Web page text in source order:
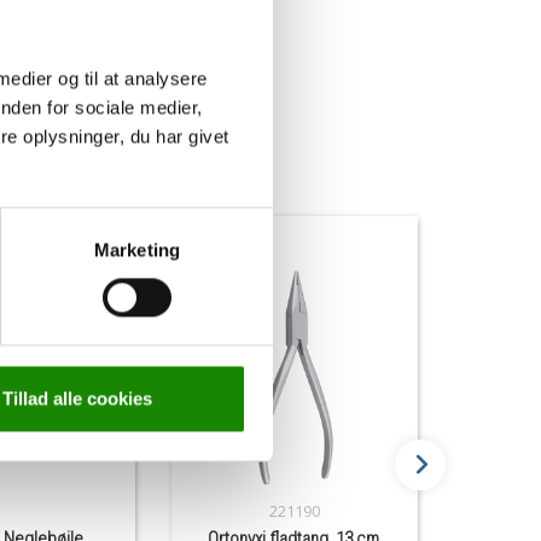
og til at analysere
for sociale medier,
oplysninger, du har givet
Marketing
Tillad alle cookies
221190